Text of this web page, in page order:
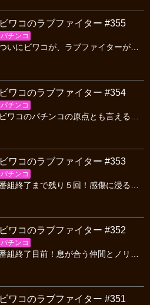
ビワコのラブファイター #355
パチンコ
ついにビワコが、ラブファイターが滋賀に凱旋！ビワコの念願とも言える生まれ故郷での実戦！！勝利をつかむことはできるのか！？故郷を巡る貴重なロケも必見です！
ビワコのラブファイター #354
パチンコ
ビワコのラブファイター #353
パチンコ
ビワコのラブファイター #352
パチンコ
ビワコのラブファイター #351